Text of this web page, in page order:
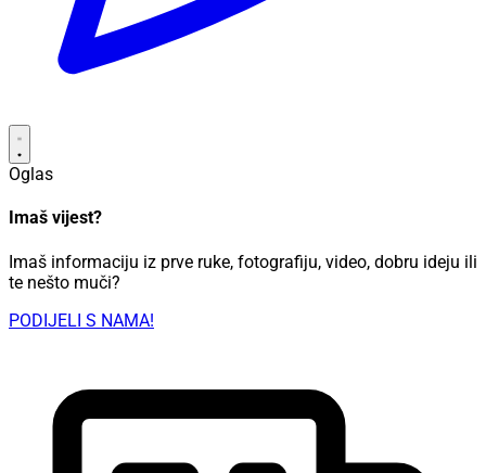
Oglas
Imaš vijest?
Imaš informaciju iz prve ruke, fotografiju, video, dobru ideju ili
te nešto muči?
PODIJELI S NAMA!